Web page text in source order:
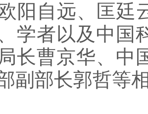
自远、匡廷云
学者以及中国
长曹京华、中
副部长郭哲等